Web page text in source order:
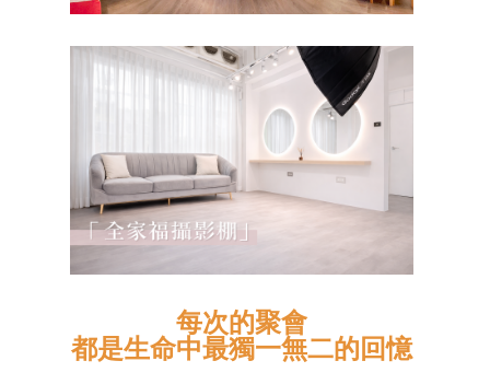
每次的聚會
都是生命中最獨一無二的回憶